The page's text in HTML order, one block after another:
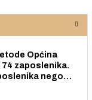
Općina
74 zaposlenika.
nego